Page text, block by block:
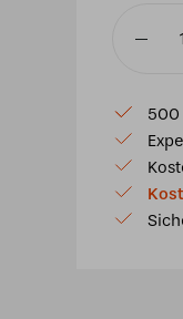
Butterfly
50/97
Menge
500